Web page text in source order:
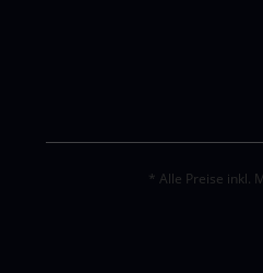
* Alle Preise inkl.